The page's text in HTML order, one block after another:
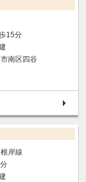
15分
南区四谷
岸線